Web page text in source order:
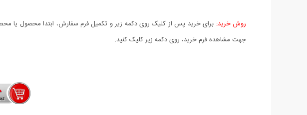
روش خرید: برای خرید پس از کلیک روی دکمه زیر و تکمیل فرم سفارش، ابتدا محصول یا
جهت مشاهده فرم خرید، روی دکمه زیر کلیک کنید.